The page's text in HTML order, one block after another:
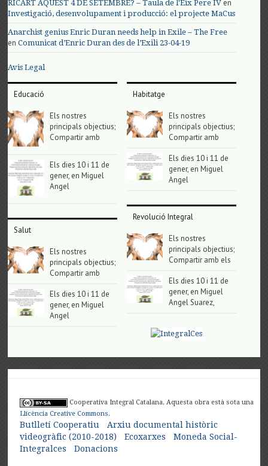
RICART AQUEST 4 DE SETEMBRE? – Taula de l'Eix Pere IV en
Investigació, desenvolupament i producció: el projecte MaCus
Anarchist genius Enric Duran needs help in Exile – The Free
enComunicat d’Enric Duran des de l’Exili 23-04-19
Avis Legal
Educació
Els nostres
principals objectius;
Compartir amb
Els dies 10 i 11 de
gener, en Miguel
Angel
Salut
Els nostres
principals objectius;
Compartir amb
Els dies 10 i 11 de
gener, en Miguel
Angel
Habitatge
Els nostres
principals objectius;
Compartir amb
Els dies 10 i 11 de
gener, en Miguel
Angel
Revolució Integral
Els nostres
principals objectius;
Compartir amb els
Els dies 10 i 11 de
gener, en Miguel
Angel Suarez,
Cooperativa Integral Catalana. Aquesta obra està sota una
Llicència Creative Commons.
Butlletí Cooperatiu
Arxiu documental històric
videogràfic (2010-2018)
Ecoxarxes
Moneda Social-
Integralces
Donacions